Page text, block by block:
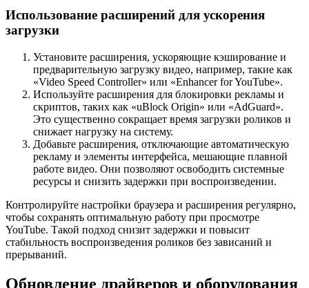
Использование расширений для ускорения
загрузки
Установите расширения, ускоряющие кэширование и
предварительную загрузку видео, например, такие как
«Video Speed Controller» или «Enhancer for YouTube».
Используйте расширения для блокировки рекламы и
скриптов, таких как «uBlock Origin» или «AdGuard».
Это существенно сокращает время загрузки роликов и
снижает нагрузку на систему.
Добавьте расширения, отключающие автоматическую
рекламу и элементы интерфейса, мешающие плавной
работе видео. Они позволяют освободить системные
ресурсы и снизить задержки при воспроизведении.
Контролируйте настройки браузера и расширения регулярно,
чтобы сохранять оптимальную работу при просмотре
YouTube. Такой подход снизит задержки и повысит
стабильность воспроизведения роликов без зависаний и
прерываний.
Обновление драйверов и оборудования